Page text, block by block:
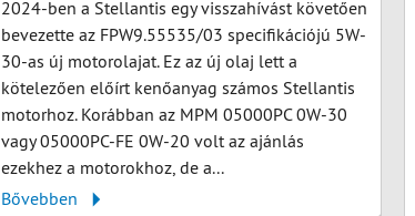
2024-ben a Stellantis egy visszahívást követően
bevezette az FPW9.55535/03 specifikációjú 5W-
30-as új motorolajat. Ez az új olaj lett a
kötelezően előírt kenőanyag számos Stellantis
motorhoz. Korábban az MPM 05000PC 0W-30
vagy 05000PC-FE 0W-20 volt az ajánlás
ezekhez a motorokhoz, de a...
Bővebben